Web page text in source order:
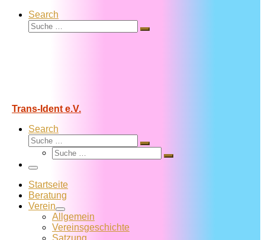
Search
Suche
Suche
Trans-Ident e.V.
Search
Suche
Suche
Suche
Suche
Menü
Startseite
Beratung
Verein
Allgemein
Vereins­geschichte
Satzung